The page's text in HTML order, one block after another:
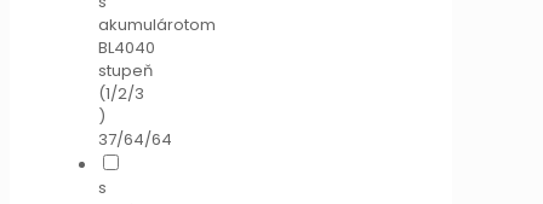
akumulárotom
BL4040
stupeň
(1/2/3
)
37/64/64
s